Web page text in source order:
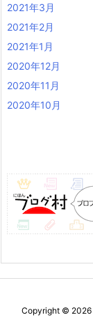
2021年3月
2021年2月
2021年1月
2020年12月
2020年11月
2020年10月
Copyright © 2026